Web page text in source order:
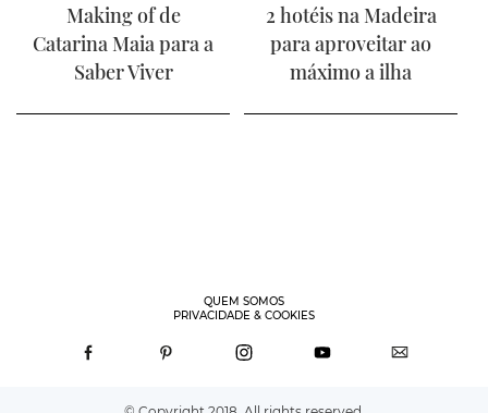
Making of de
Catarina Maia para a
Saber Viver
2 hotéis na Madeira
para aproveitar ao
máximo a ilha
QUEM SOMOS
PRIVACIDADE & COOKIES